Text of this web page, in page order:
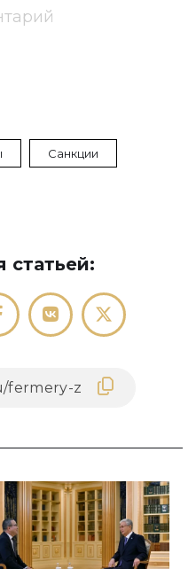
Санкции
статьей: